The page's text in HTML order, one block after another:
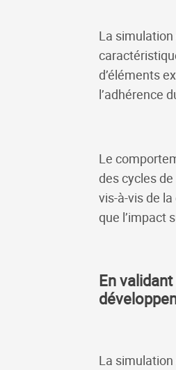
La
d’éléments
l’adhérence
Le
des cycles
vis-à-vis de
que l’impact
En
La